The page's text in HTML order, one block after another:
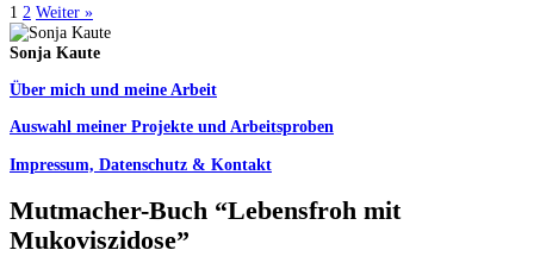
1 2 Weiter »
Sonja Kaute
Über mich und meine Arbeit
Auswahl meiner Projekte und Arbeitsproben
Impressum, Datenschutz & Kontakt
Mutmacher-Buch “Lebensfroh mit
Mukoviszidose”